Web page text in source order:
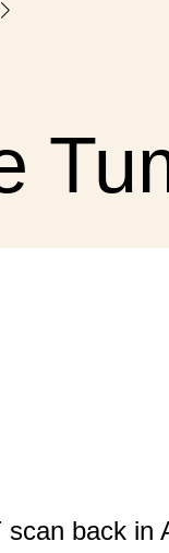
back in